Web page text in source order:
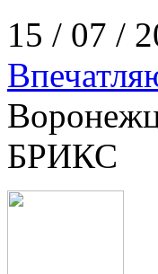
15 / 07 /
БРИКС